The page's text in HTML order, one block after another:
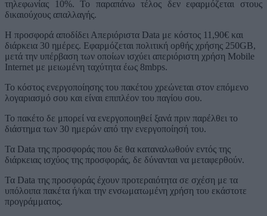
τηλεφωνίας 10%. Το παραπάνω τέλος δεν εφαρμόζεται στους
δικαιούχους απαλλαγής.
Η προσφορά αποδίδει Απεριόριστα Data με κόστος 11,90€ και
διάρκεια 30 ημέρες. Εφαρμόζεται πολιτική ορθής χρήσης 250GB,
μετά την υπέρβαση των οποίων ισχύει απεριόριστη χρήση Μobile
Ιnternet με μειωμένη ταχύτητα έως 8mbps.
Το κόστος ενεργοποίησης του πακέτου χρεώνεται στον επόμενο
λογαριασμό σου και είναι επιπλέον του παγίου σου.
To πακέτο δε μπορεί να ενεργοποιηθεί ξανά πριν παρέλθει το
διάστημα των 30 ημερών από την ενεργοποίησή του.
Τα Data της προσφοράς που δε θα καταναλωθούν εντός της
διάρκειας ισχύος της προσφοράς, δε δύνανται να μεταφερθούν.
Τα Data της προσφοράς έχουν προτεραιότητα σε σχέση με τα
υπόλοιπα πακέτα ή/και την ενσωματωμένη χρήση του εκάστοτε
προγράμματος.